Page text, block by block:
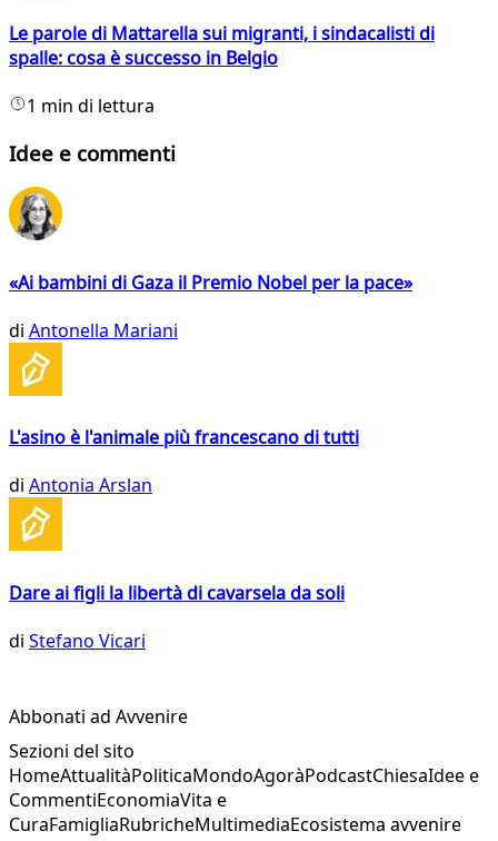
Le parole di Mattarella sui migranti, i sindacalisti di
spalle: cosa è successo in Belgio
1 min di lettura
Idee e commenti
«Ai bambini di Gaza il Premio Nobel per la pace»
di Antonella Mariani
L'asino è l'animale più francescano di tutti
di Antonia Arslan
Dare ai figli la libertà di cavarsela da soli
di Stefano Vicari
Abbonati ad Avvenire
Sezioni del sito
HomeAttualitàPoliticaMondoAgoràPodcastChiesaIdee e
CommentiEconomiaVita e
CuraFamigliaRubricheMultimediaEcosistema avvenire